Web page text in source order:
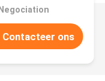
Contacteer ons